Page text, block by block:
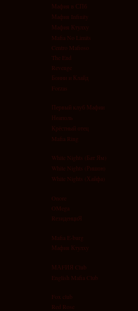
Мафия в СПб
Мафия Infinity
Мафия Ктулху
Mafia No Limits
Centro Mafioso
The End
Revenge
Бонни и Клайд
Forzas
Первый клуб Мафии
Неаполь
Крёстный отец
Mafia Ring
White Nights (Бат Ям)
White Nights (Ришон)
White Nights (Хайфа)
Onore
OMega
RезиденциЯ
Mafia E-burg
Мафия Ктулху
МАFИЯ Club
English Mafia Club
Fox club
Red Rose